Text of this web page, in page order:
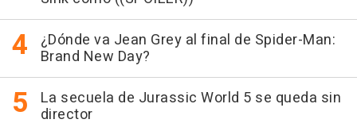
¿Dónde va Jean Grey al final de Spider-Man:
Brand New Day?
La secuela de Jurassic World 5 se queda sin
director